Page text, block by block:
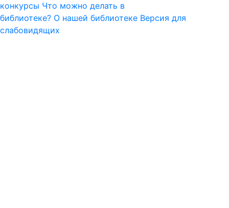
конкурсы Что можно делать в
библиотеке? О нашей библиотеке Версия для
слабовидящих